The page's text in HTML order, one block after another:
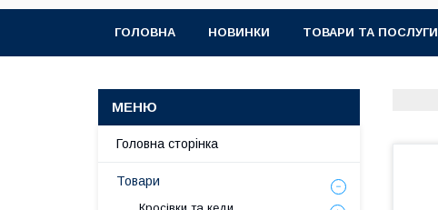
ГОЛОВНА НОВИНКИ ТОВАРИ ТА ПОСЛУГИ
Головна сторінка
Товари